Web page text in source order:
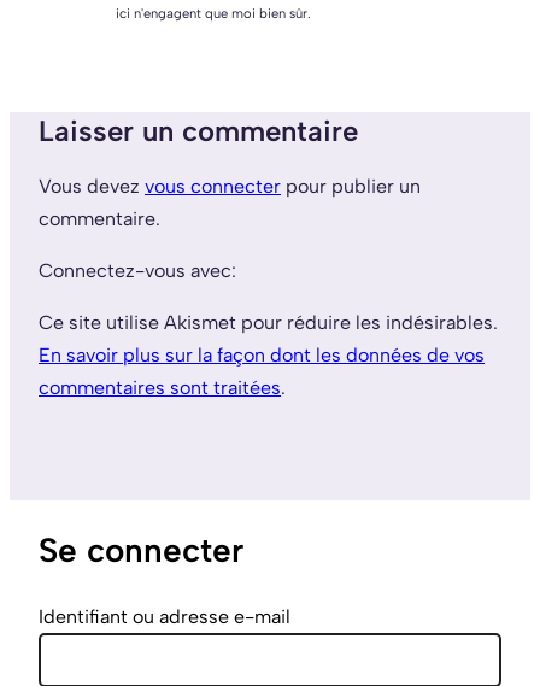
ici n'engagent que moi bien sûr.
Laisser un commentaire
Vous devez vous connecter pour publier un
commentaire.
Connectez-vous avec:
Ce site utilise Akismet pour réduire les indésirables.
En savoir plus sur la façon dont les données de vos
commentaires sont traitées.
Se connecter
Identifiant ou adresse e-mail